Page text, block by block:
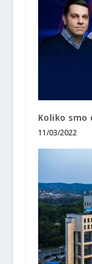
Koliko smo
11/03/2022